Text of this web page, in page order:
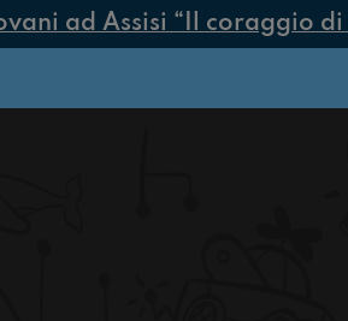
ad Assisi “Il coraggio